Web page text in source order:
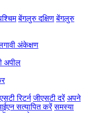
बेंगलुरु दक्षिण बेंगलुरु
अंकेक्षण
अपील
रिटर्न जीएसटी दरें अपने
सत्यापित करें समस्या